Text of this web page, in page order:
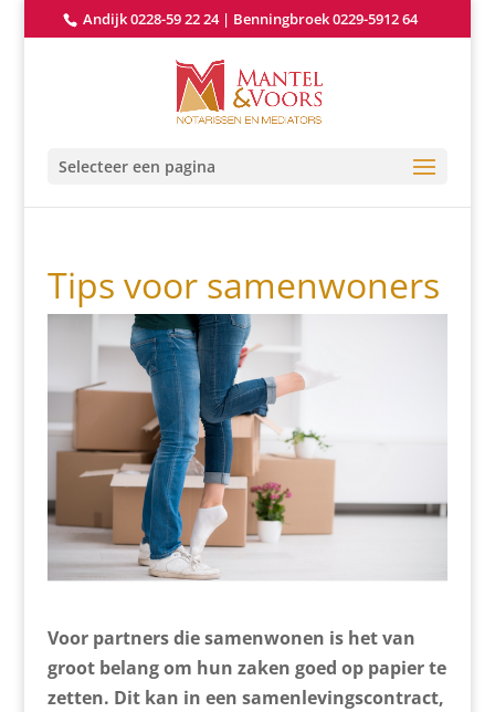
Andijk 0228-59 22 24| Benningbroek 0229-5912 64
Selecteer een pagina
Tips voor samenwoners
Voor partners die samenwonen is het van
groot belang om hun zaken goed op papier te
zetten. Dit kan in een samenlevingscontract,